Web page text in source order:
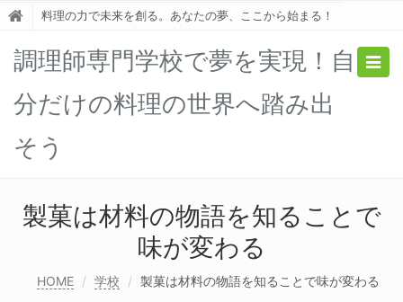
料理の力で未来を創る。あなたの夢、ここから始まる！
調理師専門学校で夢を実現！自
分だけの料理の世界へ踏み出
そう
製菓は材料の物語を知ることで
味が変わる
HOME 学校 製菓は材料の物語を知ることで味が変わる